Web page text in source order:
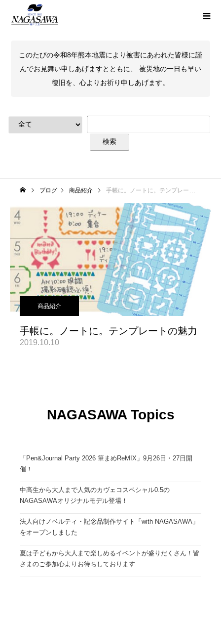
このたびの令和8年熊本地震により被害にあわれた皆様に謹
んでお見舞い申しあげますとともに、 被災地の一日も早い
復旧を、心よりお祈り申しあげます。
ブログ 商品紹介 手帳に。ノートに。テンプレートの魅力
商品紹介
手帳に。ノートに。テンプレートの魅力
2019.10.10
NAGASAWA Topics
「Pen&Journal Party 2026 筆まめReMIX」9月26日・27日開
催！
中高生から大人まで人気のカヴェコスペシャル0.5の
NAGASAWAオリジナルモデル登場！
法人向けノベルティ・記念品制作サイト「with NAGASAWA」
をオープンしました
夏は子どもから大人まで楽しめるイベントが盛りだくさん！皆
さまのご参加心よりお待ちしております